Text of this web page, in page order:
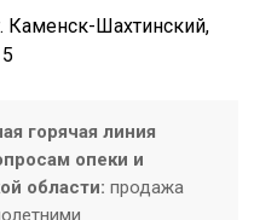
Каменск-Шахтинский,
горячая линия
опеки и
области:продажа